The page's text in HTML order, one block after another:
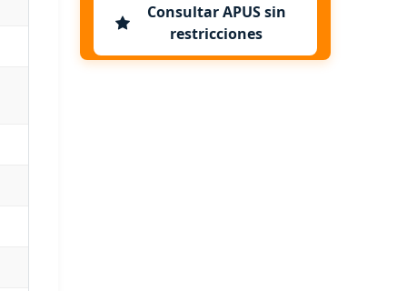
Consultar APUS sin
restricciones